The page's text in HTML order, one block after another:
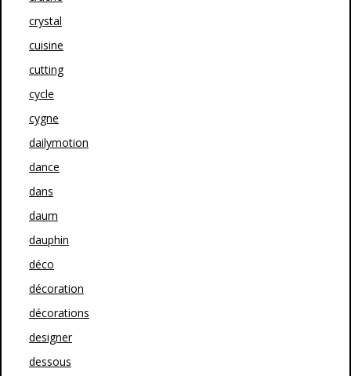
crystal
cuisine
cutting
cycle
cygne
dailymotion
dance
dans
daum
dauphin
déco
décoration
décorations
designer
dessous